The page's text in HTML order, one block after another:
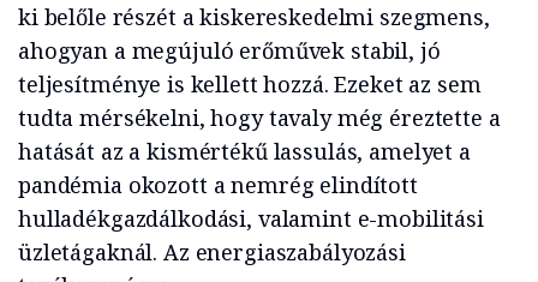
ki belőle részét a kiskereskedelmi szegmens,
ahogyan a megújuló erőművek stabil, jó
teljesítménye is kellett hozzá. Ezeket az sem
tudta mérsékelni, hogy tavaly még éreztette a
hatását az a kismértékű lassulás, amelyet a
pandémia okozott a nemrég elindított
hulladékgazdálkodási, valamint e-mobilitási
üzletágaknál. Az energiaszabályozási